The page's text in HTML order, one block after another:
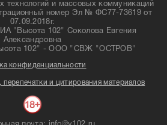
технологий и массовых коммуникаций
номер Эл № ФС77-73619 от
07.09.2018г.
ИА "Высота 102" Соколова Евгения
Александровна
102" - ООО "СВЖ "ОСТРОВ"
конфиденциальности
перепечатки и цитирования материалов